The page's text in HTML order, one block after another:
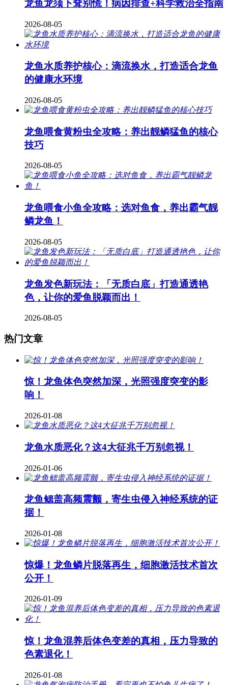
龙鱼龙须下耷别慌！病因排查+科学救治全指南
2026-08-05
龙鱼水质养护核心：滴流换水，打造适合龙鱼
的健康水环境
2026-08-05
龙鱼喂食黄粉虫全攻略：养出靓鳞猛鱼的核心
技巧
2026-08-05
龙鱼喂食小鱼全攻略：选对鱼食，养出霸气靓
鳞龙鱼！
2026-08-05
龙鱼发色新玩法：「无质白底」打造通透艳
色，让你的爱鱼脱颖而出！
2026-08-05
热门文章
惊！龙鱼体色突然加深，光照强度突变的影
响！
2026-01-08
龙鱼水质恶化？这4大征兆千万别忽视！
2026-01-06
龙鱼鳃盖高频震颤，寄生虫侵入神经系统的证
据！
2026-01-08
惊爆！龙鱼鳞片脱落再生，细胞激活技术首次
公开！
2026-01-09
惊！龙鱼混养后体色变差的真相，压力导致的
色素退化！
2026-01-08